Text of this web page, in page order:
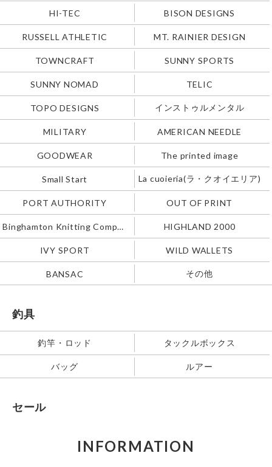
HI-TEC BISON DESIGNS
RUSSELL ATHLETIC MT. RAINIER DESIGN
TOWNCRAFT SUNNY SPORTS
SUNNY NOMAD TELIC
TOPO DESIGNS インストゥルメンタル
MILITARY AMERICAN NEEDLE
GOODWEAR The printed image
Small Start La cuoieria(ラ・クオイエリア)
PORT AUTHORITY OUT OF PRINT
Binghamton Knitting Company HIGHLAND 2000
IVY SPORT WILD WALLETS
BANSAC その他
釣具
釣竿・ロッド タックルボックス
バッグ ルアー
セール
INFORMATION